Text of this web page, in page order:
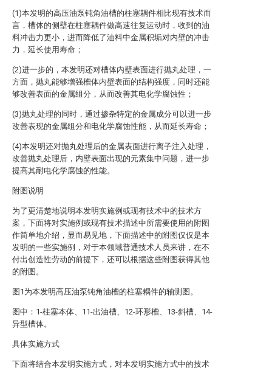
(1)本发明的高压油泵钝角油槽的柱塞耦件相比现有技术而
言，槽体的侧壁在柱塞耦件做高速往复运动时，收到的油
料冲击力更小，进而降低了油料中金属积垢对内壁的冲击
力，延长使用寿命；
(2)进一步的，本发明还对槽体内壁表面进行抛丸处理，一
方面，抛丸能够增强槽体内壁表面的结构强度，同时还能
够改善表面的金属组分，从而改善其电化学腐蚀性；
(3)抛丸处理的同时，通过掺杂特定的金属成分可以进一步
改善表现的金属组分和电化学腐蚀性能，从而延长寿命；
(4)本发明还对抛丸处理后的金属表面进行离子注入处理，
改善抛丸处理后，内壁表面出现的元素集中问题，进一步
提高其耐电化学腐蚀的性能。
附图说明
为了更清楚地说明本发明实施例或现有技术中的技术方
案，下面将对实施例或现有技术描述中所需要使用的附图
作简单地介绍，显而易见地，下面描述中的附图仅仅是本
发明的一些实施例，对于本领域普通技术人员来讲，在不
付出创造性劳动的前提下，还可以根据这些附图获得其他
的附图。
图1为本发明高压油泵钝角油槽的柱塞耦件的轴测图。
图中：1-柱塞本体、11-出油槽、12-环形槽、13-斜槽、14-
异型槽体。
具体实施方式
下面将结合本发明实施方式，对本发明实施方式中的技术